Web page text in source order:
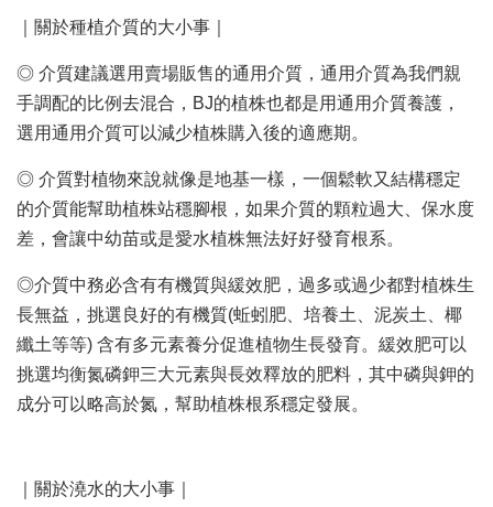
｜關於種植介質的大小事｜
◎ 介質建議選用賣場販售的通用介質，通用介質為我們親
手調配的比例去混合，BJ的植株也都是用通用介質養護，
選用通用介質可以減少植株購入後的適應期。
◎ 介質對植物來說就像是地基一樣，一個鬆軟又結構穩定
的介質能幫助植株站穩腳根，如果介質的顆粒過大、保水度
差，會讓中幼苗或是愛水植株無法好好發育根系。
◎介質中務必含有有機質與緩效肥，過多或過少都對植株生
長無益，挑選良好的有機質(蚯蚓肥、培養土、泥炭土、椰
纖土等等) 含有多元素養分促進植物生長發育。緩效肥可以
挑選均衡氮磷鉀三大元素與長效釋放的肥料，其中磷與鉀的
成分可以略高於氮，幫助植株根系穩定發展。
｜關於澆水的大小事｜